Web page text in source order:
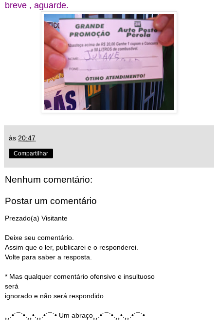
breve , aguarde.
às 20:47
Compartilhar
Nenhum comentário:
Postar um comentário
Prezado(a) Visitante
Deixe seu comentário.
Assim que o ler, publicarei e o responderei.
Volte para saber a resposta.
* Mas qualquer comentário ofensivo e insultuoso
será
ignorado e não será respondido.
¸¸.•´¯`•.¸¸•.¸¸.•´¯`• Um abraço¸¸.•´¯`•.¸¸•.¸¸.•´¯`•